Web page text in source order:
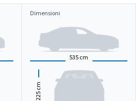
Dimensioni
535 cm
225
cm